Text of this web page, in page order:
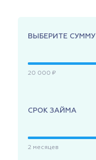
ВЫБЕРИТЕ СУММУ
20 000 ₽
СРОК ЗАЙМА
2 месяцев